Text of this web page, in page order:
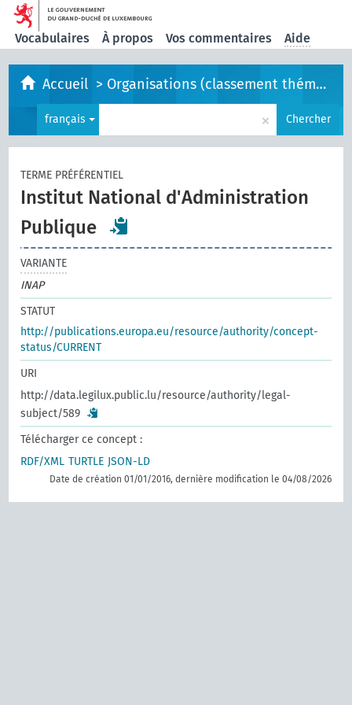
Vocabulaires À propos Vos commentaires Aide
Accueil > Organisations (classement thématique)
français × Chercher
TERME PRÉFÉRENTIEL
Institut National d'Administration
Publique
VARIANTE
INAP
STATUT
http://publications.europa.eu/resource/authority/concept-
status/CURRENT
URI
http://data.legilux.public.lu/resource/authority/legal-
subject/589
Télécharger ce concept :
RDF/XML TURTLE JSON-LD
Date de création 01/01/2016, dernière modification le 04/08/2026